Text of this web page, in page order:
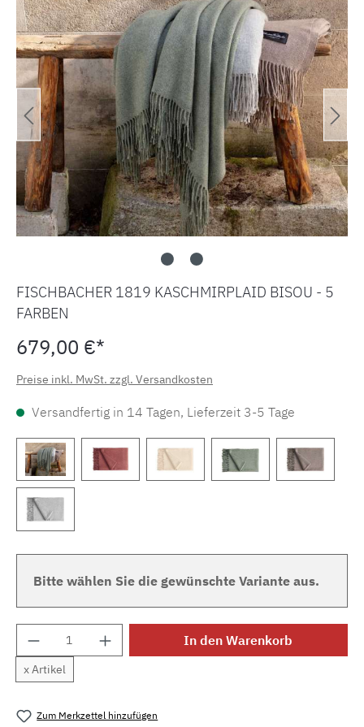
FISCHBACHER 1819 KASCHMIRPLAID BISOU - 5
FARBEN
679,00 €*
Preise inkl. MwSt. zzgl. Versandkosten
Versandfertig in 14 Tagen, Lieferzeit 3-5 Tage
Bitte wählen Sie die gewünschte Variante aus.
Produkt Anzahl: Gib den gewünschten
x Artikel
In den Warenkorb
Zum Merkzettel hinzufügen